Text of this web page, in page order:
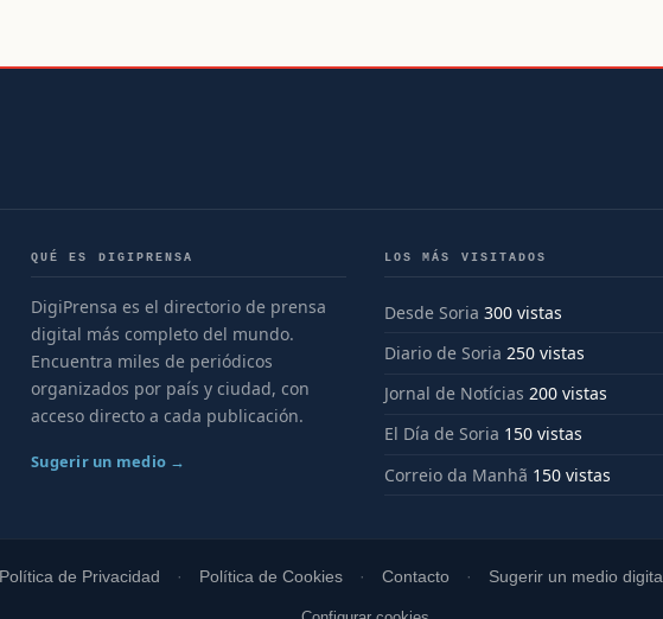
QUÉ ES DIGIPRENSA
DigiPrensa es el directorio de prensa
digital más completo del mundo.
Encuentra miles de periódicos
organizados por país y ciudad, con
acceso directo a cada publicación.
Sugerir un medio →
LOS MÁS VISITADOS
Desde Soria 300 vistas
Diario de Soria 250 vistas
Jornal de Notícias 200 vistas
El Día de Soria 150 vistas
Correio da Manhã 150 vistas
Política de Privacidad Política de Cookies Contacto Sugerir un medio digital